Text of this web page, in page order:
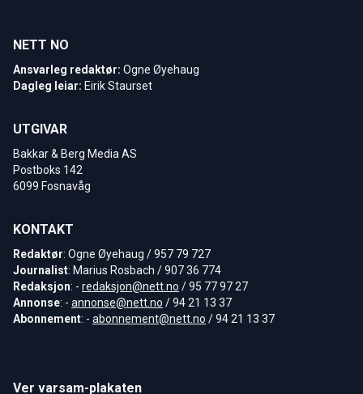
NETT NO
Ansvarleg redaktør: Ogne Øyehaug
Dagleg leiar: Eirik Staurset
UTGIVAR
Bakkar & Berg Media AS
Postboks 142
6099 Fosnavåg
KONTAKT
Redaktør: Ogne Øyehaug / 957 79 727
Journalist: Marius Rosbach / 907 36 774
Redaksjon: - redaksjon@nett.no / 95 77 97 27
Annonse: - annonse@nett.no / 94 21 13 37
Abonnement: - abonnement@nett.no / 94 21 13 37
Ver varsam-plakaten